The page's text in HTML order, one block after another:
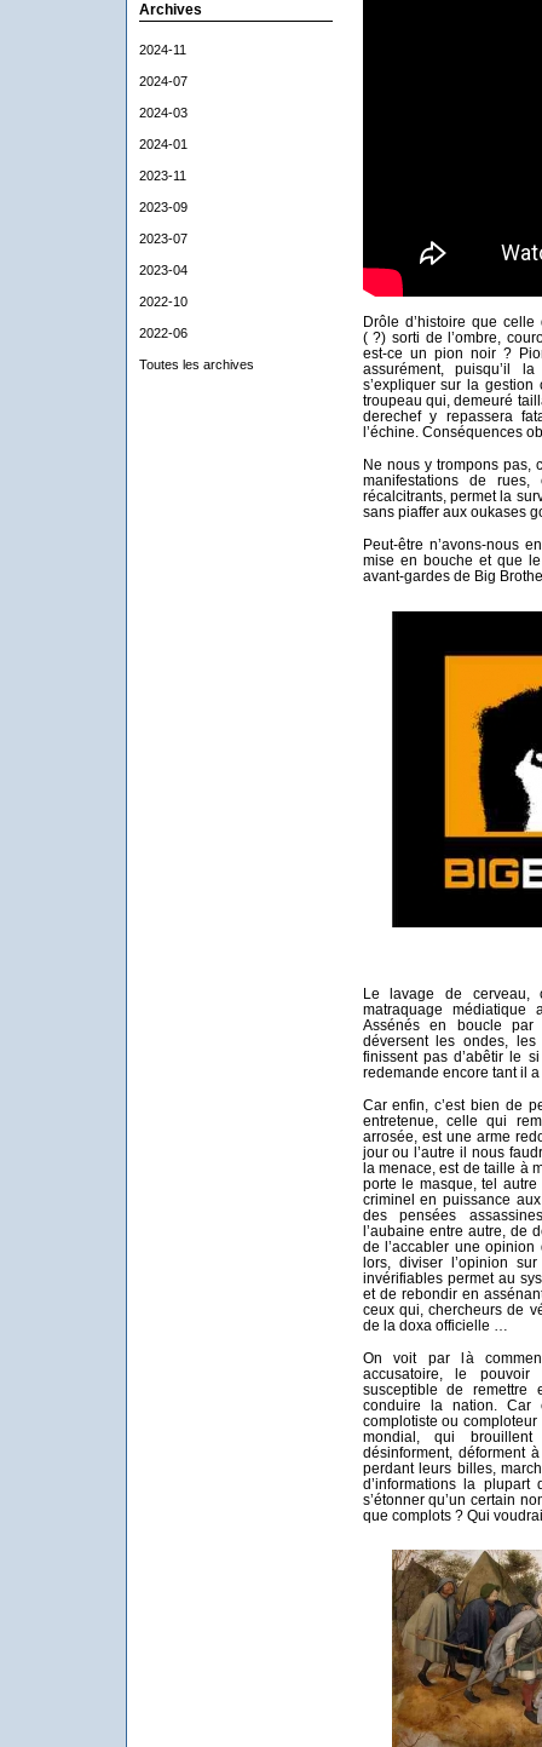
Archives
2024-11
2024-07
2024-03
2024-01
2023-11
2023-09
2023-07
2023-04
2022-10
2022-06
Toutes les archives
Drôle d’histoire que celle
( ?) sorti de l’ombre,
est-ce un pion noir ?
assurément, puisqu’il
s’expliquer sur la
troupeau qui, demeuré
derechef y repassera
l’échine. Conséquences
Ne nous y trompons pas,
manifestations de
récalcitrants, permet la
sans piaffer aux oukases
Peut-être n’avons-nous
mise en bouche et que
avant-gardes de Big
Le lavage de cerveau,
matraquage médiatique
Assénés en boucle par
déversent les ondes, les
finissent pas d’abêtir le
redemande encore tant il
Car enfin, c’est bien de
entretenue, celle qui
arrosée, est une arme
jour ou l’autre il nous
la menace, est de taille à
porte le masque, tel
criminel en puissance
des pensées
l’aubaine entre autre, de
de l’accabler une opinion
lors, diviser l’opinion
invérifiables permet au
et de rebondir en
ceux qui, chercheurs de
de la doxa officielle …
On voit par là
accusatoire, le
susceptible de
conduire la nation.
complotiste ou
mondial, qui
désinforment, déforment
perdant leurs billes,
d’informations la plupart
s’étonner qu’un certain
que complots ? Qui